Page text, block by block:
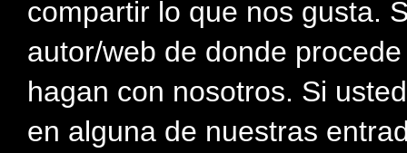
compartir lo que nos gusta.
autor/web de donde
hagan con nosotros. Si
en alguna de nuestras